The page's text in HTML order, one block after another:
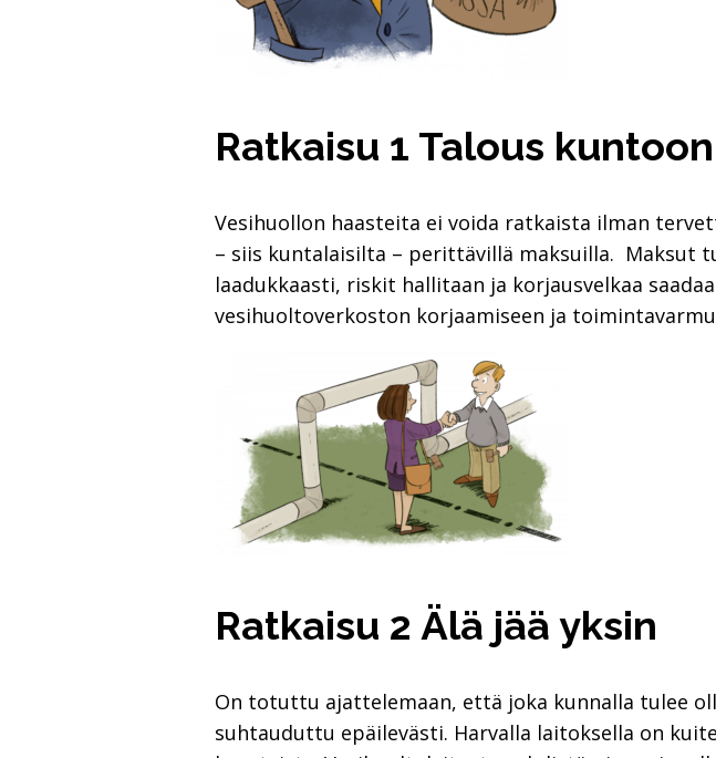
Ratkaisu 1 Talous kuntoon
Vesihuollon haasteita ei voida ratkaista ilman
– siis kuntalaisilta – perittävillä maksuilla. Maksut
laadukkaasti, riskit hallitaan ja korjausvelkaa
vesihuoltoverkoston korjaamiseen ja
Ratkaisu 2 Älä jää yksin
On totuttu ajattelemaan, että joka kunnalla tulee
suhtauduttu epäilevästi. Harvalla laitoksella on